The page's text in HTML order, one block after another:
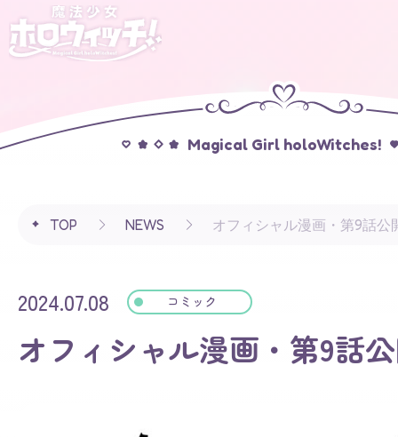
Magical Girl holoWitches!
TOP NEWS オフィシャル漫画・第9話公
2024.07.08 コミック
オフィシャル漫画・第9話